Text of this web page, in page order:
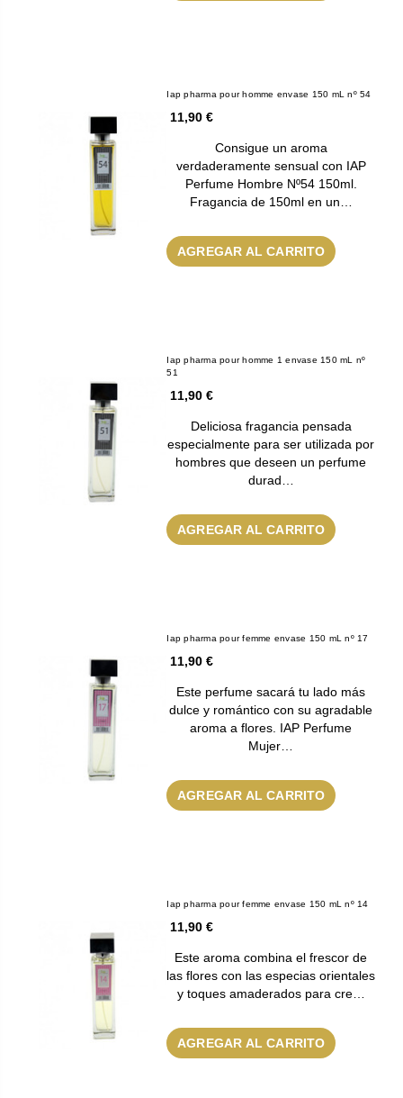
Iap pharma pour homme envase 150 mL nº 54
11,90 €
Consigue un aroma
verdaderamente sensual con IAP
Perfume Hombre Nº54 150ml.
Fragancia de 150ml en un…
AGREGAR AL CARRITO
Iap pharma pour homme 1 envase 150 mL nº
51
11,90 €
Deliciosa fragancia pensada
especialmente para ser utilizada por
hombres que deseen un perfume
durad…
AGREGAR AL CARRITO
Iap pharma pour femme envase 150 mL nº 17
11,90 €
Este perfume sacará tu lado más
dulce y romántico con su agradable
aroma a flores. IAP Perfume
Mujer…
AGREGAR AL CARRITO
Iap pharma pour femme envase 150 mL nº 14
11,90 €
Este aroma combina el frescor de
las flores con las especias orientales
y toques amaderados para cre…
AGREGAR AL CARRITO